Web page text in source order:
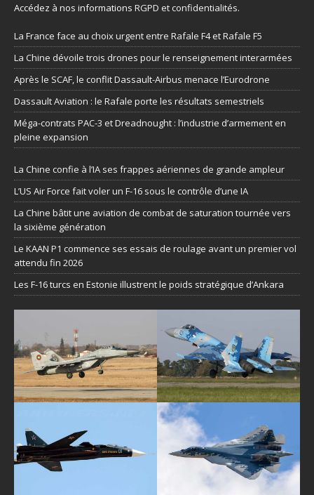
Accédez à nos informations RGPD et confidentialités.
La France face au choix urgent entre Rafale F4 et Rafale F5
La Chine dévoile trois drones pour le renseignement interarmées
Après le SCAF, le conflit Dassault-Airbus menace l’Eurodrone
Dassault Aviation : le Rafale porte les résultats semestriels
Méga-contrats PAC-3 et Dreadnought : l’industrie d’armement en
pleine expansion
La Chine confie à l’IA ses frappes aériennes de grande ampleur
L’US Air Force fait voler un F-16 sous le contrôle d’une IA
La Chine bâtit une aviation de combat de saturation tournée vers
la sixième génération
Le KAAN P1 commence ses essais de roulage avant un premier vol
attendu fin 2026
Les F-16 turcs en Estonie illustrent le poids stratégique d’Ankara